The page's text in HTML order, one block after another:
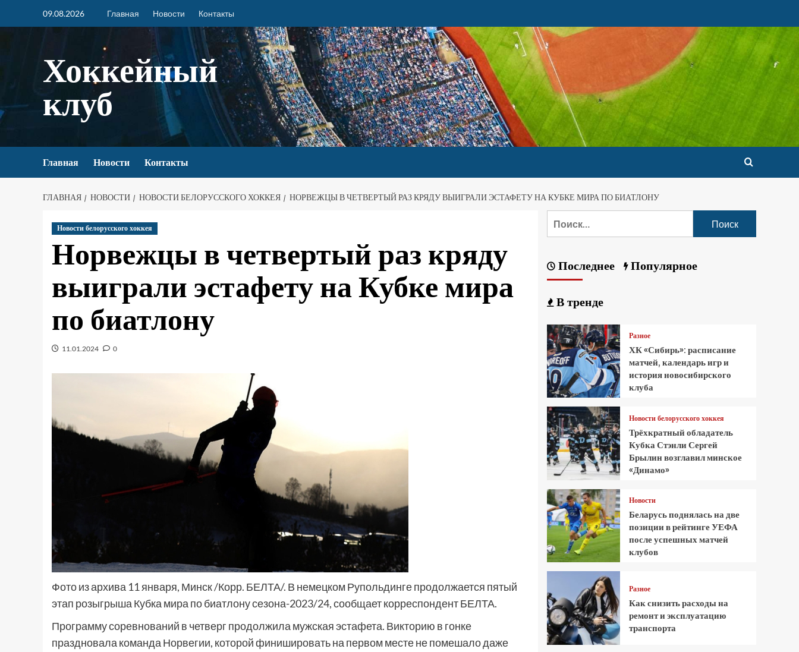
09.08.2026 Главная Новости Контакты
Хоккейный
клуб
Главная Новости Контакты
ГЛАВНАЯ НОВОСТИ НОВОСТИ БЕЛОРУССКОГО ХОККЕЯ НОРВЕЖЦЫ В ЧЕТВЕРТЫЙ РАЗ КРЯДУ ВЫИГРАЛИ ЭСТАФЕТУ НА КУБКЕ МИРА ПО БИАТЛОНУ
Новости белорусского хоккея
Норвежцы в четвертый раз кряду
выиграли эстафету на Кубке мира
по биатлону
11.01.2024 0
Фото из архива 11 января, Минск /Корр. БЕЛТА/. В немецком Рупольдинге продолжается пятый
этап розыгрыша Кубка мира по биатлону сезона-2023/24, сообщает корреспондент БЕЛТА.
Программу соревнований в четверг продолжила мужская эстафета. Викторию в гонке
праздновала команда Норвегии, которой финишировать на первом месте не помешало даже
Последнее Популярное
В тренде
Разное
ХК «Сибирь»: расписание
матчей, календарь игр и
история новосибирского
клуба
Новости белорусского хоккея
Трёхкратный обладатель
Кубка Стэнли Сергей
Брылин возглавил минское
«Динамо»
Новости
Беларусь поднялась на две
позиции в рейтинге УЕФА
после успешных матчей
клубов
Разное
Как снизить расходы на
ремонт и эксплуатацию
транспорта